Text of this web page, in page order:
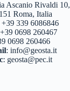
Ascanio Rivaldi 10,
Roma, Italia
+39 339 6086846
+39 0698 260467
0698 260466
:info@geosta.it
: geosta@pec.it